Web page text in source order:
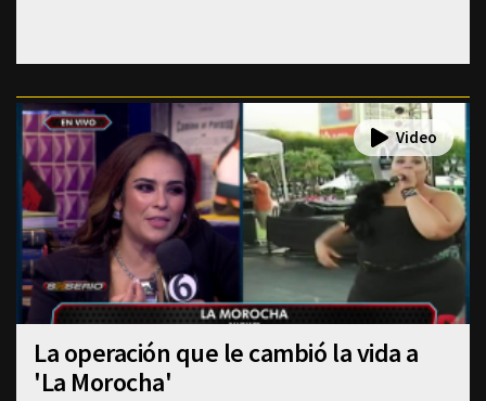
La operación que le cambió la vida a
'La Morocha'